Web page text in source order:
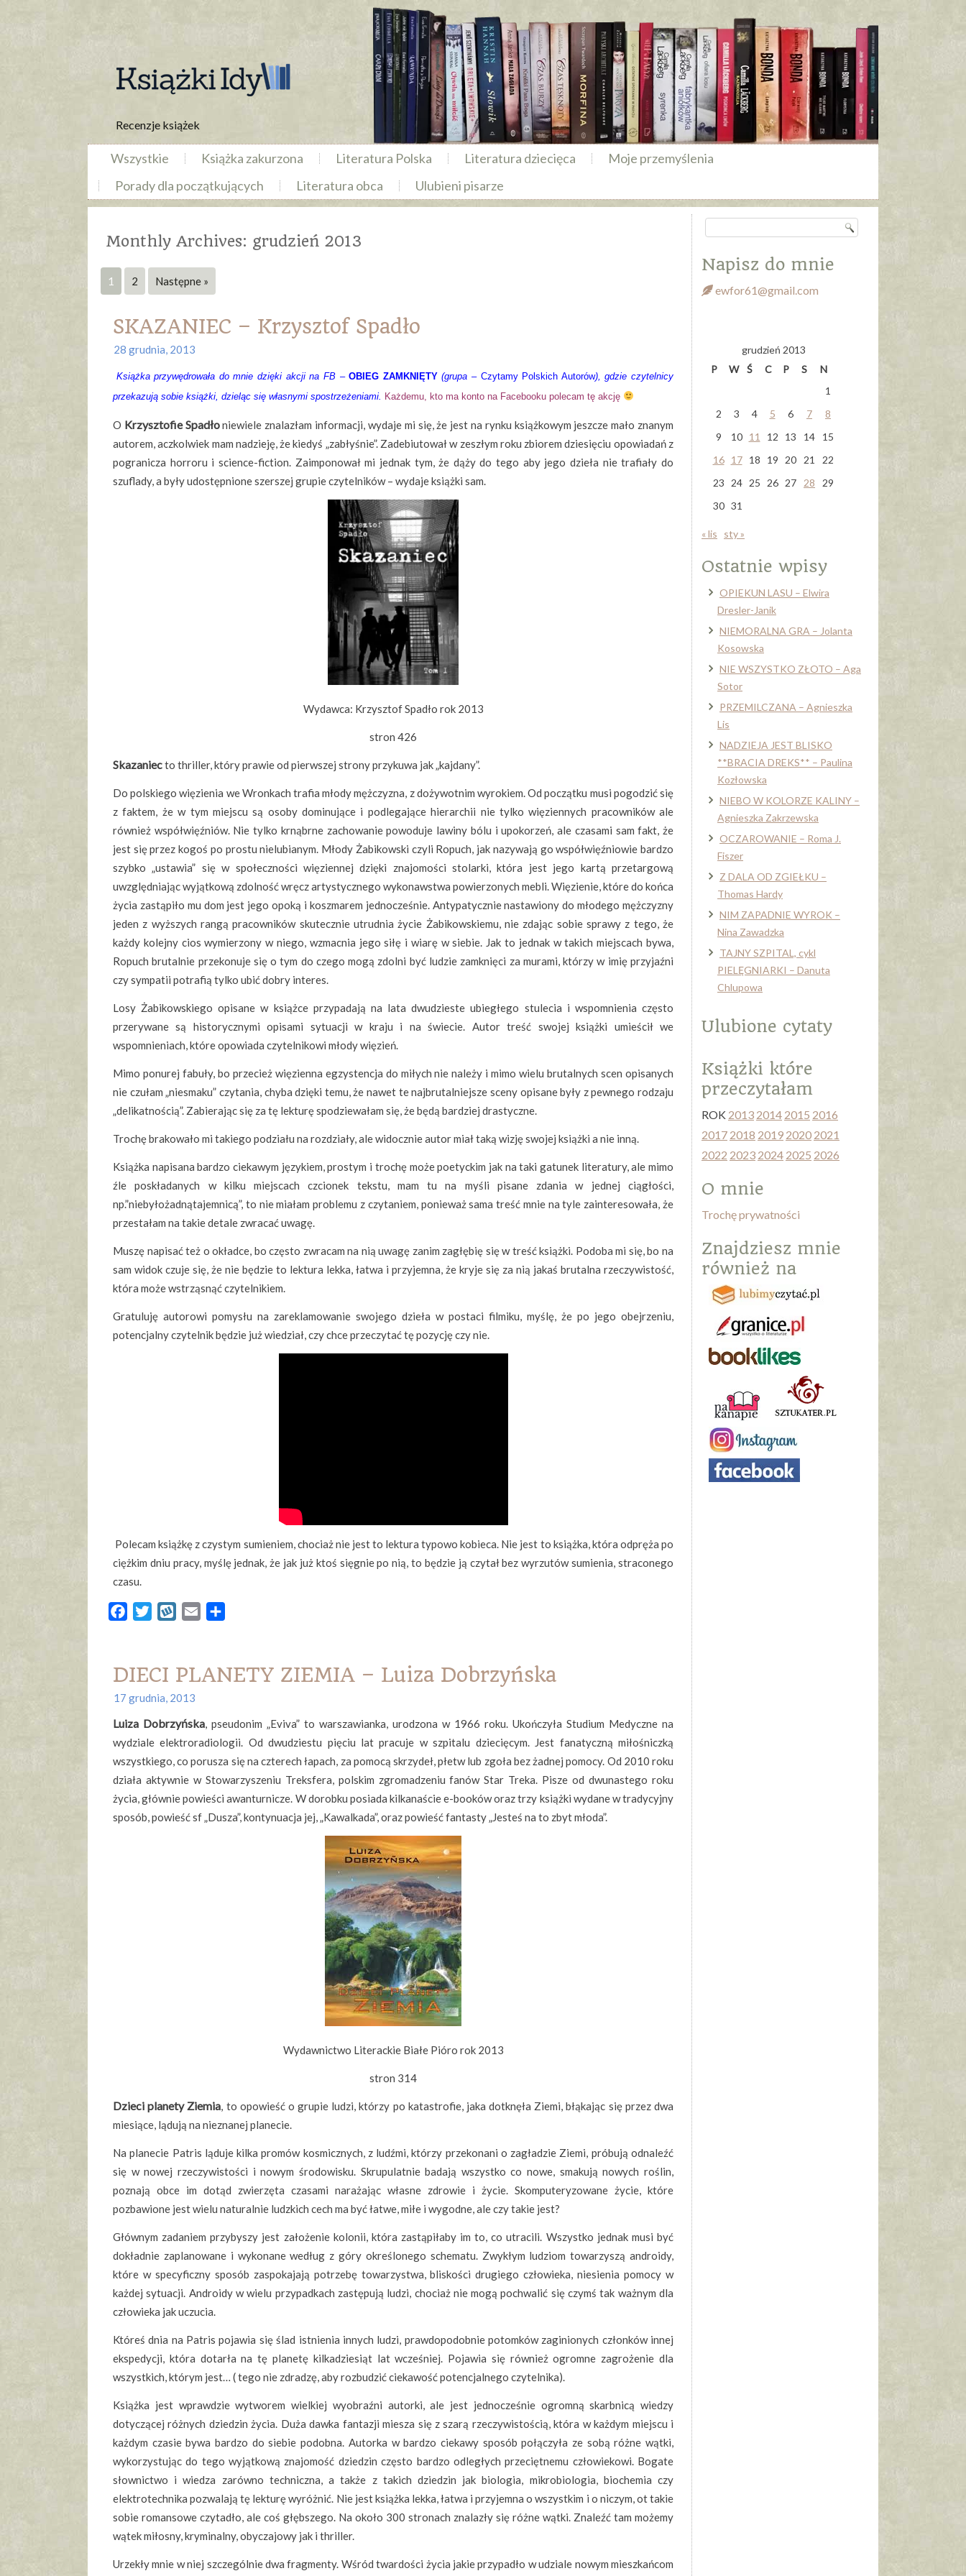
Recenzje książek
Wszystkie Książka zakurzona Literatura Polska Literatura dziecięca
Moje przemyślenia
Porady dla początkujących
Literatura obca Ulubieni pisarze
Monthly Archives: grudzień 2013
1 2 Następne »
SKAZANIEC – Krzysztof Spadło
28 grudnia, 2013
Książka przywędrowała do mnie dzięki akcji na FB –OBIEG ZAMKNIĘTY(grupa – Czytamy Polskich Autorów), gdzie czytelnicy
przekazują sobie książki, dzieląc się własnymi spostrzeżeniami. Każdemu, kto ma konto na Facebooku polecam tę akcję
O Krzysztofie Spadłoniewiele znalazłam informacji, wydaje mi się, że jest na rynku książkowym jeszcze mało znanym
autorem, aczkolwiek mam nadzieję, że kiedyś „zabłyśnie”. Zadebiutował w zeszłym roku zbiorem dziesięciu opowiadań z
pogranicza horroru i science-­fiction. Zaimponował mi jednak tym, że dąży do tego aby jego dzieła nie trafiały do
szuflady, a były udostępnione szerszej grupie czytelników – wydaje książki sam.
Wydawca: Krzysztof Spadło rok 2013
stron 426
Skazaniecto thriller, który prawie od pierwszej strony przykuwa jak „kajdany”.
Do polskiego więzienia we Wronkach trafia młody mężczyzna, z dożywotnim wyrokiem. Od początku musi pogodzić się
z faktem, że w tym miejscu są osoby dominujące i podlegające hierarchii nie tylko więziennych pracowników ale
również współwięźniów. Nie tylko krnąbrne zachowanie powoduje lawiny bólu i upokorzeń, ale czasami sam fakt, że
jest się przez kogoś po prostu nielubianym. Młody Żabikowski czyli Ropuch, jak nazywają go współwięźniowie bardzo
szybko „ustawia” się w społeczności więziennej dzięki znajomości stolarki, która jest jego kartą przetargową
uwzględniając wyjątkową zdolność wręcz artystycznego wykonawstwa powierzonych mebli. Więzienie, które do końca
życia zastąpiło mu dom jest jego opoką i koszmarem jednocześnie. Antypatycznie nastawiony do młodego mężczyzny
jeden z wyższych rangą pracowników skutecznie utrudnia życie Żabikowskiemu, nie zdając sobie sprawy z tego, że
każdy kolejny cios wymierzony w niego, wzmacnia jego siłę i wiarę w siebie. Jak to jednak w takich miejscach bywa,
Ropuch brutalnie przekonuje się o tym do czego mogą zdolni być ludzie zamknięci za murami, którzy w imię przyjaźni
czy sympatii potrafią tylko ubić dobry interes.
Losy Żabikowskiego opisane w książce przypadają na lata dwudzieste ubiegłego stulecia i wspomnienia często
przerywane są historycznymi opisami sytuacji w kraju i na świecie. Autor treść swojej książki umieścił we
wspomnieniach, które opowiada czytelnikowi młody więzień.
Mimo ponurej fabuły, bo przecież więzienna egzystencja do miłych nie należy i mimo wielu brutalnych scen opisanych
nie czułam „niesmaku” czytania, chyba dzięki temu, że nawet te najbrutalniejsze sceny opisane były z pewnego rodzaju
„delikatnością”. Zabierając się za tę lekturę spodziewałam się, że będą bardziej drastyczne.
Trochę brakowało mi takiego podziału na rozdziały, ale widocznie autor miał taką wizję swojej książki a nie inną.
Książka napisana bardzo ciekawym językiem, prostym i trochę może poetyckim jak na taki gatunek literatury, ale mimo
źle poskładanych w kilku miejscach czcionek tekstu, mam tu na myśli pisane zdania w jednej ciągłości,
np.”niebyłożadnątajemnicą”, to nie miałam problemu z czytaniem, ponieważ sama treść mnie na tyle zainteresowała, że
przestałam na takie detale zwracać uwagę.
Muszę napisać też o okładce, bo często zwracam na nią uwagę zanim zagłębię się w treść książki. Podoba mi się, bo na
sam widok czuje się, że nie będzie to lektura lekka, łatwa i przyjemna, że kryje się za nią jakaś brutalna rzeczywistość,
która może wstrząsnąć czytelnikiem.
Gratuluję autorowi pomysłu na zareklamowanie swojego dzieła w postaci filmiku, myślę, że po jego obejrzeniu,
potencjalny czytelnik będzie już wiedział, czy chce przeczytać tę pozycję czy nie.
Polecam książkę z czystym sumieniem, chociaż nie jest to lektura typowo kobieca. Nie jest to książka, która odpręża po
ciężkim dniu pracy, myślę jednak, że jak już ktoś sięgnie po nią, to będzie ją czytał bez wyrzutów sumienia, straconego
czasu.
FacebookTwitterWykopEmail
DIECI PLANETY ZIEMIA – Luiza Dobrzyńska
17 grudnia, 2013
Luiza Dobrzyńska, pseudonim „Eviva” to warszawianka, urodzona w 1966 roku. Ukończyła Studium Medyczne na
wydziale elektroradiologii. Od dwudziestu pięciu lat pracuje w szpitalu dziecięcym. Jest fanatyczną miłośniczką
wszystkiego, co porusza się na czterech łapach, za pomocą skrzydeł, płetw lub zgoła bez żadnej pomocy. Od 2010 roku
działa aktywnie w Stowarzyszeniu Treksfera, polskim zgromadzeniu fanów Star Treka. Pisze od dwunastego roku
życia, głównie powieści awanturnicze. W dorobku posiada kilkanaście e-booków oraz trzy książki wydane w tradycyjny
sposób, powieść sf „Dusza”, kontynuacja jej, „Kawalkada”, oraz powieść fantasty „Jesteś na to zbyt młoda”.
Wydawnictwo Literackie Białe Pióro rok 2013
stron 314
Dzieci planety Ziemia, to opowieść o grupie ludzi, którzy po katastrofie, jaka dotknęła Ziemi, błąkając się przez dwa
miesiące, lądują na nieznanej planecie.
Na planecie Patris ląduje kilka promów kosmicznych, z ludźmi, którzy przekonani o zagładzie Ziemi, próbują odnaleźć
się w nowej rzeczywistości i nowym środowisku. Skrupulatnie badają wszystko co nowe, smakują nowych roślin,
poznają obce im dotąd zwierzęta czasami narażając własne zdrowie i życie. Skomputeryzowane życie, które
pozbawione jest wielu naturalnie ludzkich cech ma być łatwe, miłe i wygodne, ale czy takie jest?
Głównym zadaniem przybyszy jest założenie kolonii, która zastąpiłaby im to, co utracili. Wszystko jednak musi być
dokładnie zaplanowane i wykonane według z góry określonego schematu. Zwykłym ludziom towarzyszą androidy,
które w specyficzny sposób zaspokajają potrzebę towarzystwa, bliskości drugiego człowieka, niesienia pomocy w
każdej sytuacji. Androidy w wielu przypadkach zastępują ludzi, chociaż nie mogą pochwalić się czymś tak ważnym dla
człowieka jak uczucia.
Któreś dnia na Patris pojawia się ślad istnienia innych ludzi, prawdopodobnie potomków zaginionych członków innej
ekspedycji, która dotarła na tę planetę kilkadziesiąt lat wcześniej. Pojawia się również ogromne zagrożenie dla
wszystkich, którym jest… ( tego nie zdradzę, aby rozbudzić ciekawość potencjalnego czytelnika).
Książka jest wprawdzie wytworem wielkiej wyobraźni autorki, ale jest jednocześnie ogromną skarbnicą wiedzy
dotyczącej różnych dziedzin życia. Duża dawka fantazji miesza się z szarą rzeczywistością, która w każdym miejscu i
każdym czasie bywa bardzo do siebie podobna. Autorka w bardzo ciekawy sposób połączyła ze sobą różne wątki,
wykorzystując do tego wyjątkową znajomość dziedzin często bardzo odległych przeciętnemu człowiekowi. Bogate
słownictwo i wiedza zarówno techniczna, a także z takich dziedzin jak biologia, mikrobiologia, biochemia czy
elektrotechnika pozwalają tę lekturę wyróżnić. Nie jest książka lekka, łatwa i przyjemna o wszystkim i o niczym, ot takie
sobie romansowe czytadło, ale coś głębszego. Na około 300 stronach znalazły się różne wątki. Znaleźć tam możemy
wątek miłosny, kryminalny, obyczajowy jak i thriller.
Urzekły mnie w niej szczególnie dwa fragmenty. Wśród twardości życia jakie przypadło w udziale nowym mieszkańcom
Napisz do mnie
ewfor61@gmail.com
grudzień 2013
P
W Ś C P S
N
1
2
3 4 5 6 7
8
9
10 11 12 13 14
15
16
17 18 19 20 21
22
23
24 25 26 27 28
29
30 31
« lis sty »
Ostatnie wpisy
OPIEKUN LASU – Elwira
Dresler-Janik
NIEMORALNA GRA – Jolanta
Kosowska
NIE WSZYSTKO ZŁOTO – Aga
Sotor
PRZEMILCZANA – Agnieszka
Lis
NADZIEJA JEST BLISKO
**BRACIA DREKS** – Paulina
Kozłowska
NIEBO W KOLORZE KALINY –
Agnieszka Zakrzewska
OCZAROWANIE – Roma J.
Fiszer
Z DALA OD ZGIEŁKU –
Thomas Hardy
NIM ZAPADNIE WYROK –
Nina Zawadzka
TAJNY SZPITAL, cykl
PIELĘGNIARKI – Danuta
Chlupowa
Ulubione cytaty
Książki które
przeczytałam
ROK 2013 2014 2015 2016
2017 2018 2019 2020 2021
2022 2023 2024 2025 2026
O mnie
Trochę prywatności
Znajdziesz mnie
również na